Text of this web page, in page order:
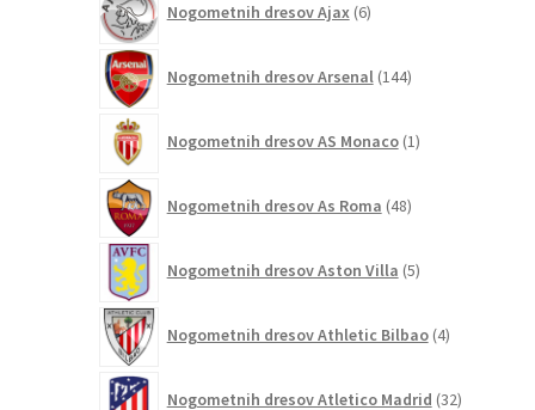
Nogometnih dresov Ajax 6izdelkov
Nogometnih dresov Arsenal 144izdelkov
Nogometnih dresov AS Monaco 1izdelek
Nogometnih dresov As Roma 48izdelkov
Nogometnih dresov Aston Villa 5izdelkov
Nogometnih dresov Athletic Bilbao 4izdelki
Nogometnih dresov Atletico Madrid 32